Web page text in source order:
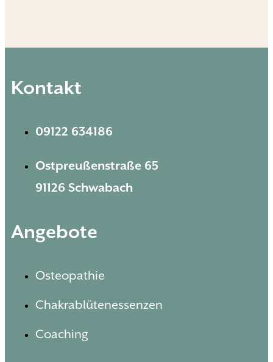
Kontakt
09122 634186
Ostpreußenstraße 65
91126 Schwabach
Angebote
Osteopathie
Chakrablütenessenzen
Coaching